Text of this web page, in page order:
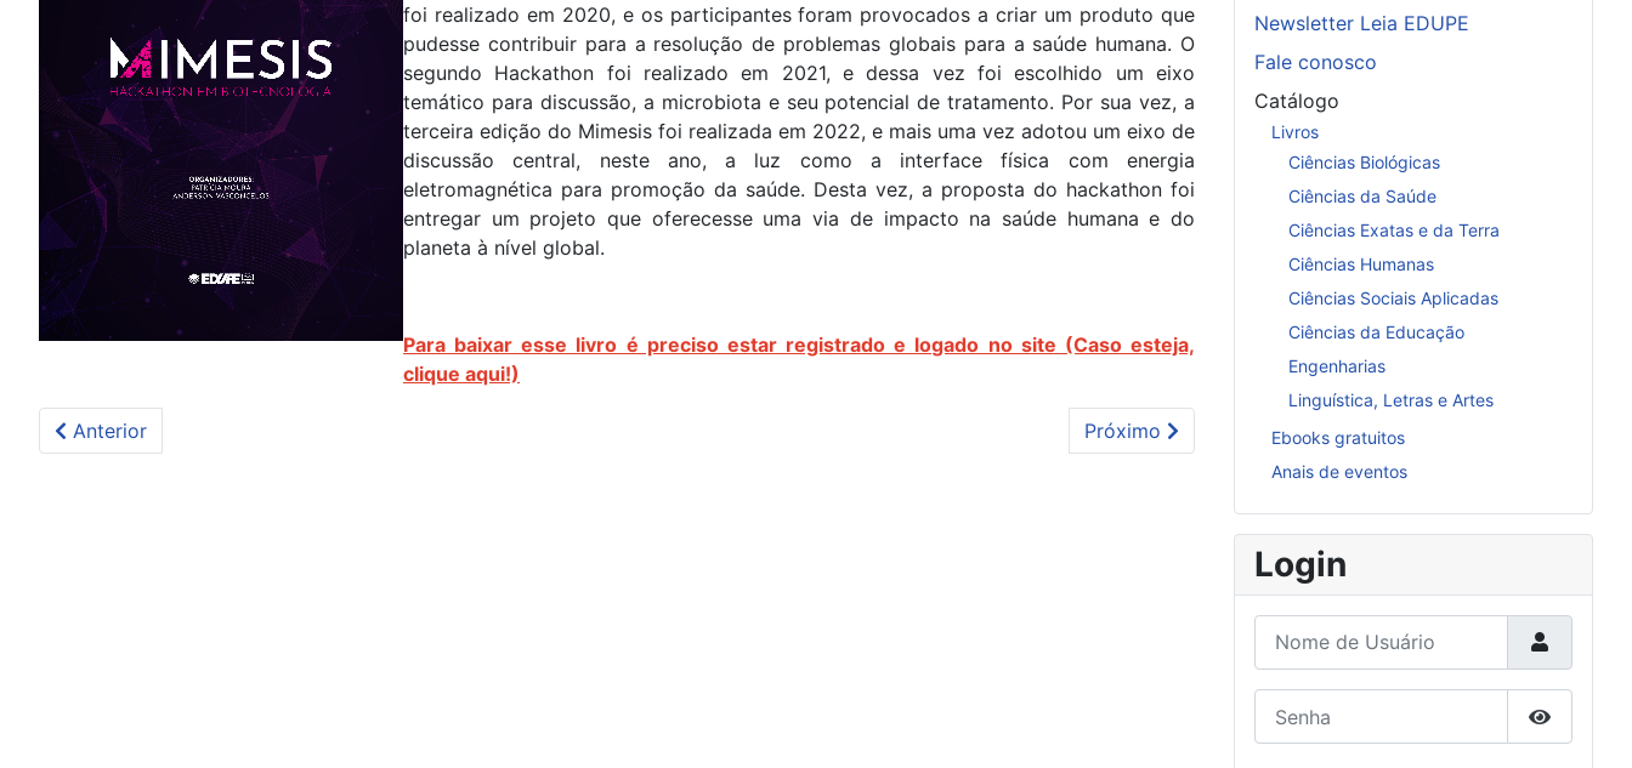
foi realizado em 2020, e os participantes foram provocados a criar um produto que
pudesse contribuir para a resolução de problemas globais para a saúde humana. O
segundo Hackathon foi realizado em 2021, e dessa vez foi escolhido um eixo
temático para discussão, a microbiota e seu potencial de tratamento. Por sua vez, a
terceira edição do Mimesis foi realizada em 2022, e mais uma vez adotou um eixo de
discussão central, neste ano, a luz como a interface física com energia
eletromagnética para promoção da saúde. Desta vez, a proposta do hackathon foi
entregar um projeto que oferecesse uma via de impacto na saúde humana e do
planeta à nível global.
Para baixar esse livro é preciso estar registradoe logado no site (Caso esteja,
clique aqui!)
Artigo anterior: Viver a escola e narrar memórias: fragmentos de uma experiência de formação docente
Anterior Próximo artigo: Oficinas de educação ambiental: ações
Próximo
Newsletter Leia EDUPE
Fale conosco
Catálogo
Livros
Ciências Biológicas
Ciências da Saúde
Ciências Exatas e da Terra
Ciências Humanas
Ciências Sociais Aplicadas
Ciências da Educação
Engenharias
Linguística, Letras e Artes
Ebooks gratuitos
Anais de eventos
Login
Nome de Usuário
Mostrar